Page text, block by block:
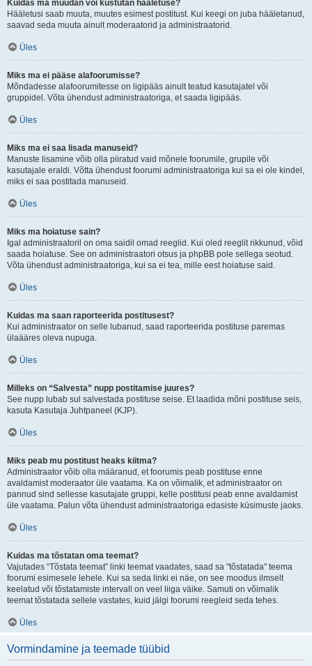
Kuidas ma muudan või kustutan hääletuse?
Hääletusi saab muuta, muutes esimest postitust. Kui keegi on juba hääletanud,
saavad seda muuta ainult moderaatorid ja administraatorid.
Üles
Miks ma ei pääse alafoorumisse?
Mõndadesse alafoorumitesse on ligipääs ainult teatud kasutajatel või
gruppidel. Võta ühendust administraatoriga, et saada ligipääs.
Üles
Miks ma ei saa lisada manuseid?
Manuste lisamine võib olla piiratud vaid mõnele foorumile, grupile või
kasutajale eraldi. Võtta ühendust foorumi administraatoriga kui sa ei ole kindel,
miks ei saa postitada manuseid.
Üles
Miks ma hoiatuse sain?
Igal administraatoril on oma saidil omad reeglid. Kui oled reeglit rikkunud, võid
saada hoiatuse. See on administraatori otsus ja phpBB pole sellega seotud.
Võta ühendust administraatoriga, kui sa ei tea, mille eest hoiatuse said.
Üles
Kuidas ma saan raporteerida postitusest?
Kui administraator on selle lubanud, saad raporteerida postituse paremas
ülaääres oleva nupuga.
Üles
Milleks on “Salvesta” nupp postitamise juures?
See nupp lubab sul salvestada postituse seise. Et laadida mõni postituse seis,
kasuta Kasutaja Juhtpaneel (KJP).
Üles
Miks peab mu postitust heaks kiitma?
Administraator võib olla määranud, et foorumis peab postituse enne
avaldamist moderaator üle vaatama. Ka on võimalik, et administraator on
pannud sind sellesse kasutajate gruppi, kelle postitusi peab enne avaldamist
üle vaatama. Palun võta ühendust administraatoriga edasiste küsimuste jaoks.
Üles
Kuidas ma tõstatan oma teemat?
Vajutades “Tõstata teemat” linki teemat vaadates, saad sa "tõstatada" teema
foorumi esimesele lehele. Kui sa seda linki ei näe, on see moodus ilmselt
keelatud või tõstatamiste intervall on veel liiga väike. Samuti on võimalik
teemat tõstatada sellele vastates, kuid jälgi foorumi reegleid seda tehes.
Üles
Vormindamine ja teemade tüübid